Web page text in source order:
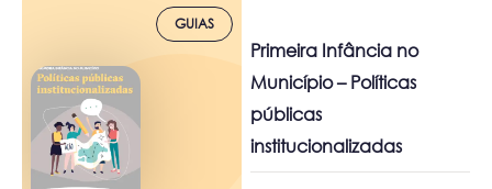
GUIAS
Primeira Infância no
Município – Políticas
públicas
institucionalizadas